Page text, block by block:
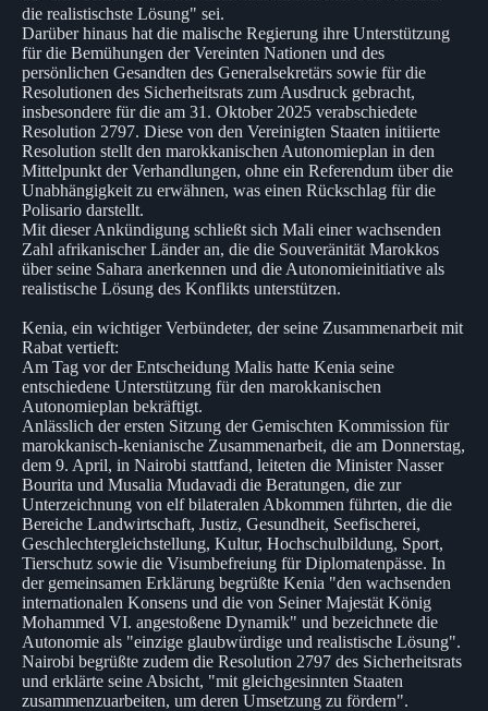
die realistischste Lösung" sei.
Darüber hinaus hat die malische Regierung ihre Unterstützung
für die Bemühungen der Vereinten Nationen und des
persönlichen Gesandten des Generalsekretärs sowie für die
Resolutionen des Sicherheitsrats zum Ausdruck gebracht,
insbesondere für die am 31. Oktober 2025 verabschiedete
Resolution 2797. Diese von den Vereinigten Staaten initiierte
Resolution stellt den marokkanischen Autonomieplan in den
Mittelpunkt der Verhandlungen, ohne ein Referendum über die
Unabhängigkeit zu erwähnen, was einen Rückschlag für die
Polisario darstellt.
Mit dieser Ankündigung schließt sich Mali einer wachsenden
Zahl afrikanischer Länder an, die die Souveränität Marokkos
über seine Sahara anerkennen und die Autonomieinitiative als
realistische Lösung des Konflikts unterstützen.
Kenia, ein wichtiger Verbündeter, der seine Zusammenarbeit mit
Rabat vertieft:
Am Tag vor der Entscheidung Malis hatte Kenia seine
entschiedene Unterstützung für den marokkanischen
Autonomieplan bekräftigt.
Anlässlich der ersten Sitzung der Gemischten Kommission für
marokkanisch-kenianische Zusammenarbeit, die am Donnerstag,
dem 9. April, in Nairobi stattfand, leiteten die Minister Nasser
Bourita und Musalia Mudavadi die Beratungen, die zur
Unterzeichnung von elf bilateralen Abkommen führten, die die
Bereiche Landwirtschaft, Justiz, Gesundheit, Seefischerei,
Geschlechtergleichstellung, Kultur, Hochschulbildung, Sport,
Tierschutz sowie die Visumbefreiung für Diplomatenpässe. In
der gemeinsamen Erklärung begrüßte Kenia "den wachsenden
internationalen Konsens und die von Seiner Majestät König
Mohammed VI. angestoßene Dynamik" und bezeichnete die
Autonomie als "einzige glaubwürdige und realistische Lösung".
Nairobi begrüßte zudem die Resolution 2797 des Sicherheitsrats
und erklärte seine Absicht, "mit gleichgesinnten Staaten
zusammenzuarbeiten, um deren Umsetzung zu fördern".